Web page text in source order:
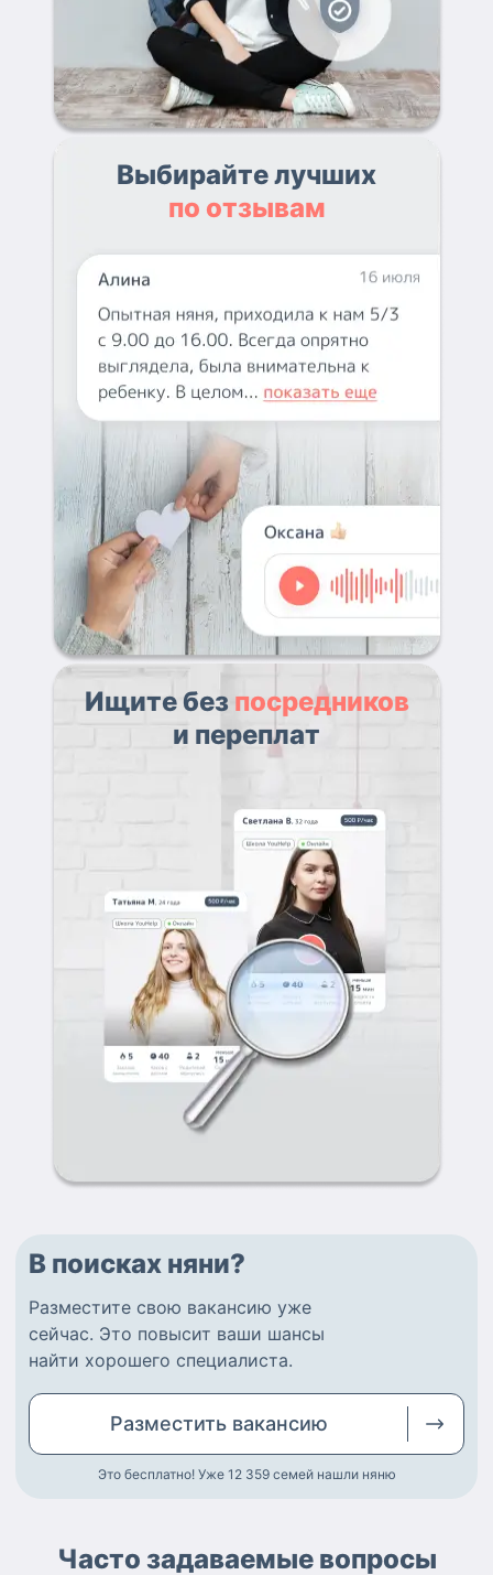
Выбирайте лучших
по отзывам
Ищите без посредников
и переплат
В поисках няни?
Разместите свою вакансию уже
сейчас. Это повысит ваши шансы
найти хорошего специалиста.
Разместить вакансию
Это бесплатно! Уже 12 359 семей нашли няню
Часто задаваемые вопросы